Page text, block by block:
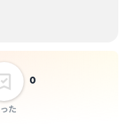
た
0